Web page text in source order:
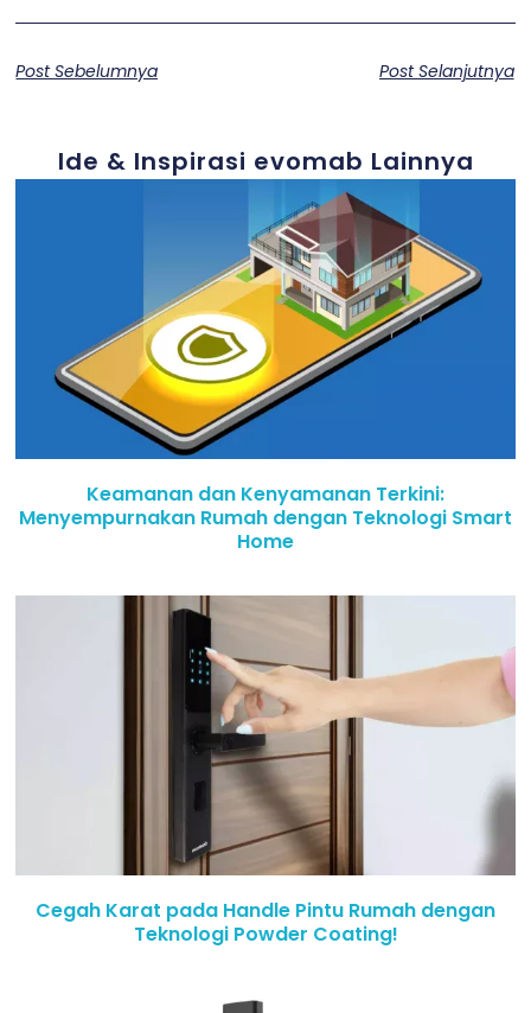
Post Sebelumnya Post Selanjutnya
Ide & Inspirasi evomab Lainnya
Keamanan dan Kenyamanan Terkini:
Menyempurnakan Rumah dengan Teknologi Smart
Home
Cegah Karat pada Handle Pintu Rumah dengan
Teknologi Powder Coating!